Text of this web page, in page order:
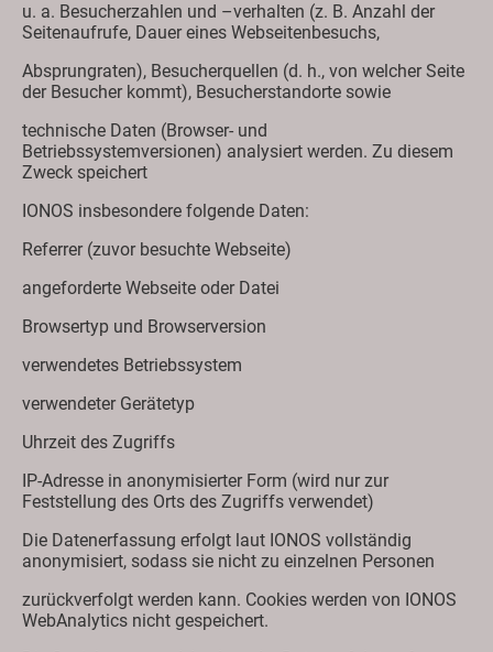
u. a. Besucherzahlen und –verhalten (z. B. Anzahl der
Seitenaufrufe, Dauer eines Webseitenbesuchs,
Absprungraten), Besucherquellen (d. h., von welcher Seite
der Besucher kommt), Besucherstandorte sowie
technische Daten (Browser- und
Betriebssystemversionen) analysiert werden. Zu diesem
Zweck speichert
IONOS insbesondere folgende Daten:
Referrer (zuvor besuchte Webseite)
angeforderte Webseite oder Datei
Browsertyp und Browserversion
verwendetes Betriebssystem
verwendeter Gerätetyp
Uhrzeit des Zugriffs
IP-Adresse in anonymisierter Form (wird nur zur
Feststellung des Orts des Zugriffs verwendet)
Die Datenerfassung erfolgt laut IONOS vollständig
anonymisiert, sodass sie nicht zu einzelnen Personen
zurückverfolgt werden kann. Cookies werden von IONOS
WebAnalytics nicht gespeichert.